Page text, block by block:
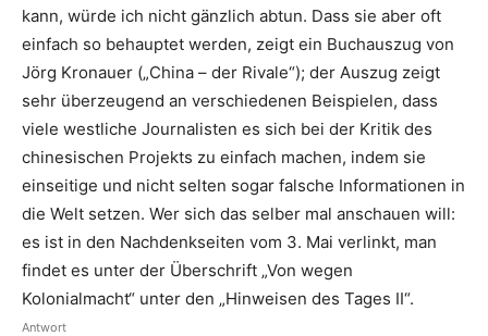
kann, würde ich nicht gänzlich abtun. Dass sie aber oft
einfach so behauptet werden, zeigt ein Buchauszug von
Jörg Kronauer („China – der Rivale“); der Auszug zeigt
sehr überzeugend an verschiedenen Beispielen, dass
viele westliche Journalisten es sich bei der Kritik des
chinesischen Projekts zu einfach machen, indem sie
einseitige und nicht selten sogar falsche Informationen in
die Welt setzen. Wer sich das selber mal anschauen will:
es ist in den Nachdenkseiten vom 3. Mai verlinkt, man
findet es unter der Überschrift „Von wegen
Kolonialmacht“ unter den „Hinweisen des Tages II“.
Antwort